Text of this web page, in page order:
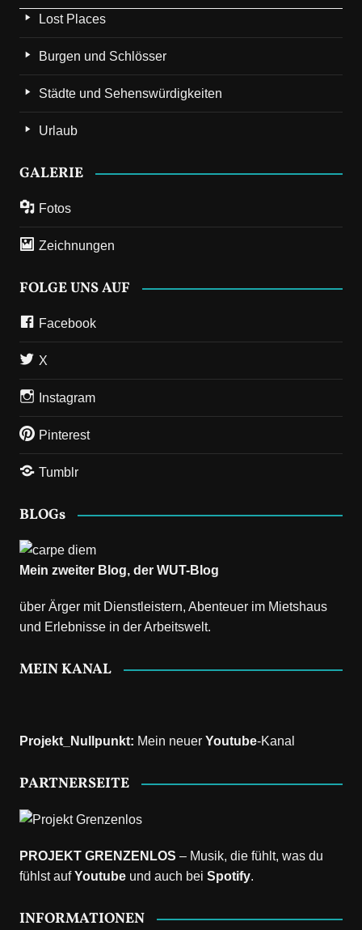
Lost Places
Burgen und Schlösser
Städte und Sehenswürdigkeiten
Urlaub
GALERIE
Fotos
Zeichnungen
FOLGE UNS AUF
Facebook
X
Instagram
Pinterest
Tumblr
BLOGs
Mein zweiter Blog, der WUT-Blog
über Ärger mit Dienstleistern, Abenteuer im Mietshaus
und Erlebnisse in der Arbeitswelt.
MEIN KANAL
Projekt_Nullpunkt: Mein neuer Youtube-Kanal
PARTNERSEITE
PROJEKT GRENZENLOS – Musik, die fühlt, was du
fühlst aufYoutube und auch bei Spotify.
INFORMATIONEN